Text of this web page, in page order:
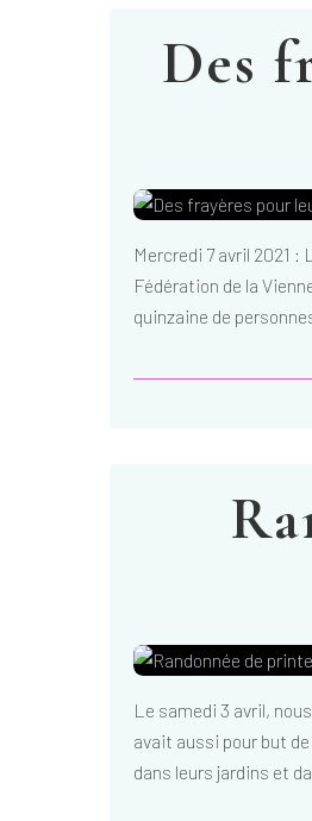
Des
Mercredi 7 avril 2021
Fédération de la
quinzaine de
Le samedi 3 avril,
avait aussi pour but
dans leurs jardins et